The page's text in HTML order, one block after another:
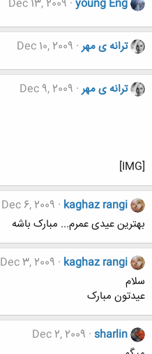
young Eng
Dec 13, 2009
ترانه ی مهر Dec 10, 2009
ترانه ی مهر Dec 9, 2009
[IMG]
kaghaz rangi
Dec 6, 2009
بهترین عیدی عمرم... مبارک باشه
kaghaz rangi
Dec 3, 2009
سلام
عیدتون مبارک
sharlin
Dec 2, 2009